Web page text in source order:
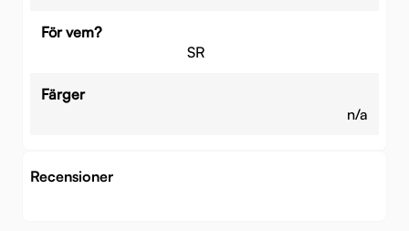
För vem?
SR
Färger
n/a
Recensioner